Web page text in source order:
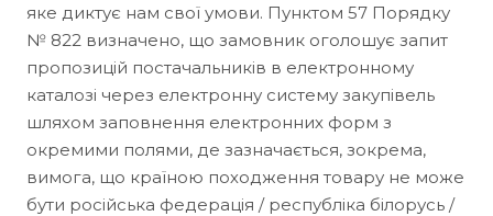
яке диктує нам свої умови. Пунктом 57 Порядку
№ 822 визначено, що замовник оголошує запит
пропозицій постачальників в електронному
каталозі через електронну систему закупівель
шляхом заповнення електронних форм з
окремими полями, де зазначається, зокрема,
вимога, що країною походження товару не може
бути російська федерація / республіка білорусь /